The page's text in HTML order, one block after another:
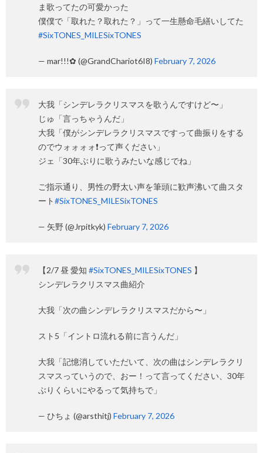
ま歌ってたの可愛かった
僕僕で「取れた？取れた？」って一生懸命毛繕いしてた
#SixTONES_MILESixTONES
— mar!!!✿ (@GrandChariot6I8) February 7, 2026
大我「シンデレラクリスマスを歌うんですけど〜」
じゅ「言っちゃうんだ」
大我「僕がシンデレラクリスマスですって曲振りをする
のでウォォォォ❗️って声ください」
ジェ「30年ぶりに歌うみたいな感じでね」
ご指示通り、男性の野太い声を筆頭に歓声沸いて曲スタ
ート#SixTONES_MILESixTONES
— 矢野 (@Jrpitkyk) February 7, 2026
【2/7 昼 愛知 #SixTONES_MILESixTONES 】
シンデレラクリスマス曲紹介
大我「次の曲シンデレラクリスマスだから〜」
スト5「イントロ流れる前に言うんだ」
大我「記憶消していただいて、次の曲はシンデレラクリ
スマスっていうので、おー！って言ってください、30年
ぶりくらいにやるって気持ちで」
— ひちょ (@arsthitj) February 7, 2026